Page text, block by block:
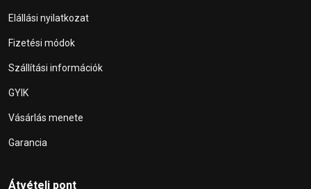
Elállási nyilatkozat
Fizetési módok
Szállítási információk
GYIK
Vásárlás menete
Garancia
Átvételi pont